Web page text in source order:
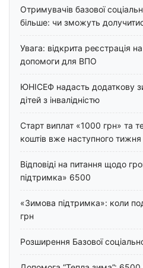
Отримувачів базової
більше: чи зможуть
Увага: відкрита реєстрація
допомоги для ВПО
ЮНІСЕФ надасть додаткову
дітей з інвалідністю
Старт виплат «1000 грн» та
коштів вже наступного тижня
Відповіді на питання щодо
підтримка» 6500
«Зимова підтримка»: коли
грн
Розширення Базової